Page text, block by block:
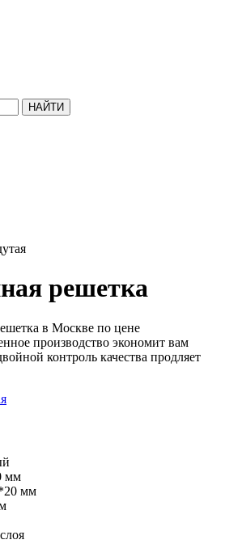
решетка
в Москве по цене
производство экономит вам
контроль качества продляет
мм
мм